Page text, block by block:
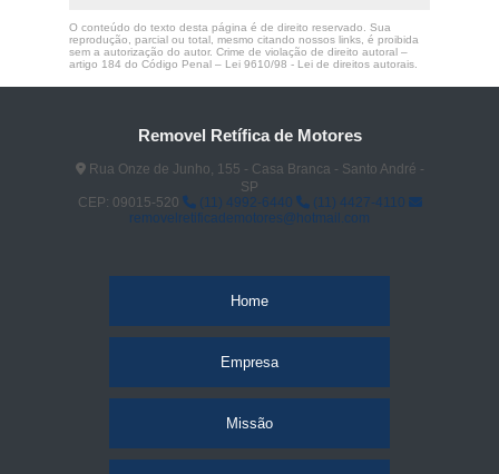
O conteúdo do texto desta página é de direito reservado. Sua
reprodução, parcial ou total, mesmo citando nossos links, é proibida
sem a autorização do autor. Crime de violação de direito autoral –
artigo 184 do Código Penal – Lei 9610/98 - Lei de direitos autorais.
Removel Retífica de Motores
Rua Onze de Junho, 155 - Casa Branca - Santo André -
SP
CEP: 09015-520
(11) 4992-6440
(11) 4427-4110
removelretificademotores@hotmail.com
Home
Empresa
Missão